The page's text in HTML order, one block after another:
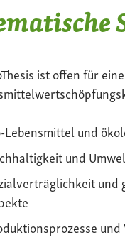
ist offen für
Lebensmittel und
und
und